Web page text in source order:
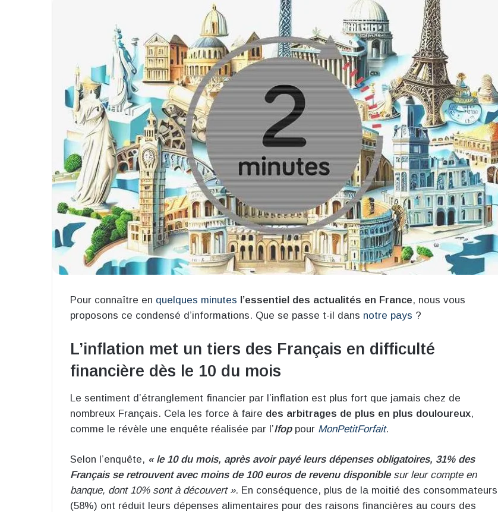
Pour connaître en quelques minutes l’essentiel des actualités en France, nous vous
proposons ce condensé d’informations. Que se passe t-il dans notre pays ?
L’inflation met un tiers des Français en difficulté
financière dès le 10 du mois
Le sentiment d’étranglement financier par l’inflation est plus fort que jamais chez de
nombreux Français. Cela les force à faire des arbitrages de plus en plus douloureux,
comme le révèle une enquête réalisée par l’Ifoppour MonPetitForfait.
Selon l’enquête, « le 10 du mois, après avoir payé leurs dépenses obligatoires, 31% des
Français se retrouvent avec moins de 100 euros de revenu disponiblesur leur compte en
banque, dont 10% sont à découvert ». En conséquence, plus de la moitié des consommateurs
(58%) ont réduit leurs dépenses alimentaires pour des raisons financières au cours des